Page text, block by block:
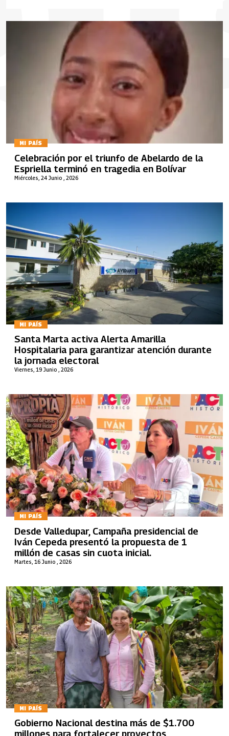
MI PAÍS
Miércoles, 24 Junio , 2026
Celebración por el triunfo de Abelardo de la
Espriella terminó en tragedia en Bolívar
MI PAÍS
Viernes, 19 Junio , 2026
Santa Marta activa Alerta Amarilla
Hospitalaria para garantizar atención durante
la jornada electoral
MI PAÍS
Martes, 16 Junio , 2026
Desde Valledupar, Campaña presidencial de
Iván Cepeda presentó la propuesta de 1
millón de casas sin cuota inicial.
MI PAÍS
Gobierno Nacional destina más de $1.700
millones para fortalecer proyectos